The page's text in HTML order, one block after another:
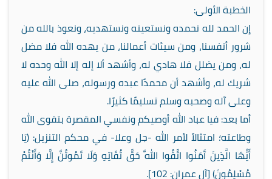
الخطبة الأولى:
إن الحمد لله نحمده ونستعينه ونستهديه، ونعوذ بالله من
شرور أنفسنا، ومن سيئات أعمالنا، من يهده الله فلا مضل
له، ومن يضلل فلا هادي له، وأشهد ألا إله إلا الله وحده لا
شريك له، وأشهد أن محمدًا عبده ورسوله، صلى الله عليه
وعلى آله وصحبه وسلم تسليمًا كثيرًا.
أما بعد: فيا عباد الله أوصيكم ونفسي المقصرة بتقوى الله
وطاعته؛ امتثالاً لأمر الله -جل وعلا- في محكم التنزيل: (يَا
أَيُّهَا الَّذِينَ آَمَنُوا اتَّقُوا اللَّهَ حَقَّ تُقَاتِهِ وَلَا تَمُوتُنَّ إِلَّا وَأَنْتُمْ
مُسْلِمُونَ) [آل عمران: 102].